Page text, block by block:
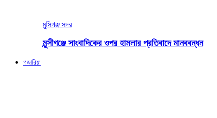
মুন্সিগঞ্জ সদর
মুন্সীগঞ্জে সাংবাদিকের ওপর হামলার প্রতিবাদে মানববন্ধন
গজারিয়া